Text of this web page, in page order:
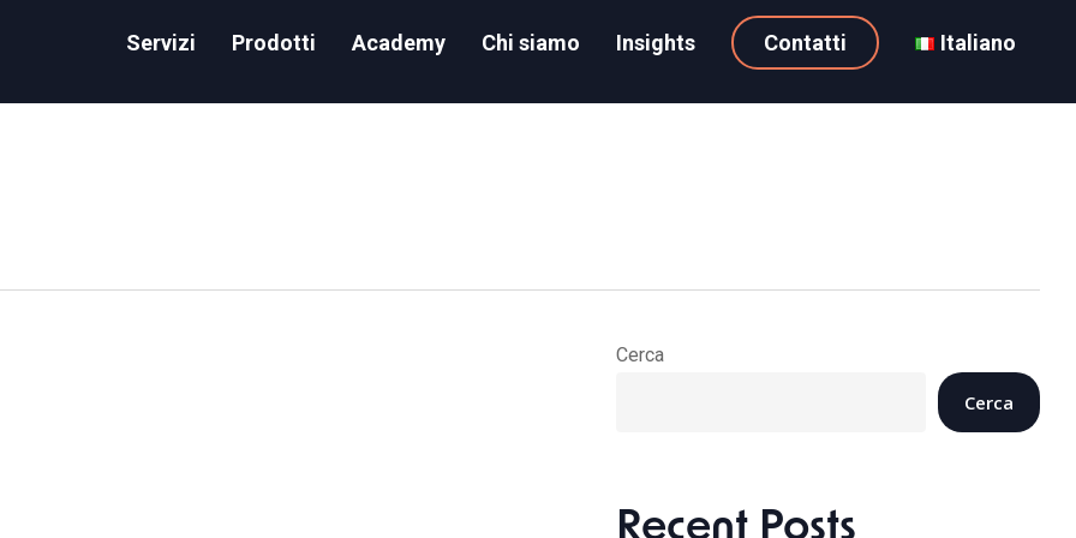
Servizi Prodotti Academy Chi siamo Insights Contatti Italiano
Cerca
Cerca